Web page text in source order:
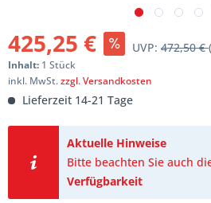
425,25 € UVP: 472,50 €
Inhalt: 1 Stück
inkl. MwSt.zzgl. Versandkosten
Lieferzeit 14-21 Tage
Aktuelle Hinweise
Bitte beachten Sie auch
Verfügbarkeit